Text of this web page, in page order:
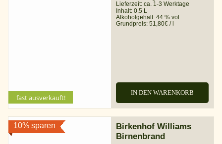
fast ausverkauft!
Preis
war:
Preis
ist:
Lieferzeit: ca. 1-3 Werktage
Inhalt: 0.5 L
Alkoholgehalt: 44 % vol
Grundpreis: 51,80€ /
IN DEN WARENKORB
10% sparen
Birkenhof Williams
Birnenbrand